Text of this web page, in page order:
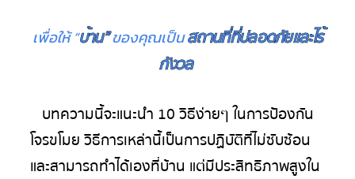
เพื่อให้ “บ้าน”ของคุณเป็นสถานที่ที่ปลอดภัยและไร้
กังวล
บทความนี้จะแนะนำ 10 วิธีง่ายๆ ในการป้องกัน
โจรขโมย วิธีการเหล่านี้เป็นการปฏิบัติที่ไม่ซับซ้อน
และสามารถทำได้เองที่บ้าน แต่มีประสิทธิภาพสูงใน